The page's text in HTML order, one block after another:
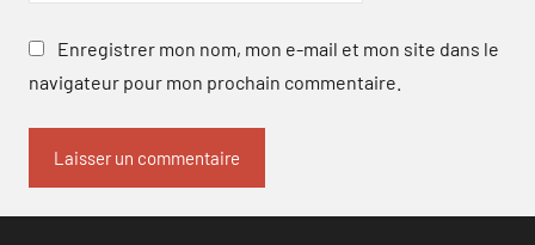
Enregistrer mon nom, mon e-mail et mon site dans le
navigateur pour mon prochain commentaire.